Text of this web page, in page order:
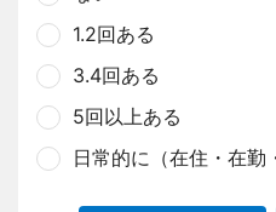
1.2回ある
3.4回ある
5回以上ある
日常的に（在住・在勤